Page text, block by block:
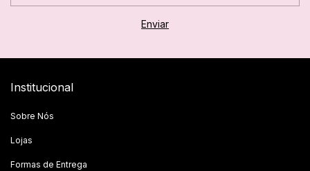
Institucional
Sobre Nós
Lojas
Formas de Entrega